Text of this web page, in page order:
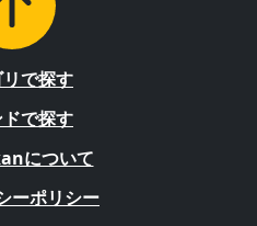
で探す
で探す
について
ーポリシー